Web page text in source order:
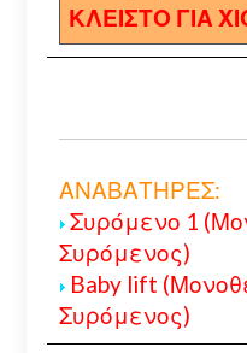
ΚΛΕΙΣΤΟ ΓΙΑ
ΑΝΑΒΑΤΗΡΕΣ:
Συρόμενο 1
Συρόμενος)
Baby lift
Συρόμενος)